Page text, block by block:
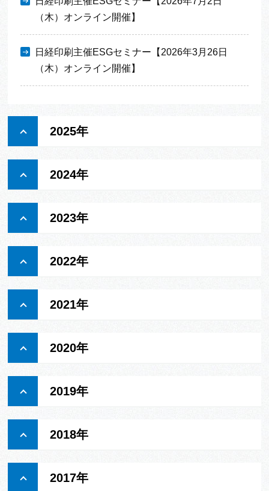
（木）オンライン開催】
日経印刷主催ESGセミナー【2026年3月26日
（木）オンライン開催】
2025年
2024年
2023年
2022年
2021年
2020年
2019年
2018年
2017年